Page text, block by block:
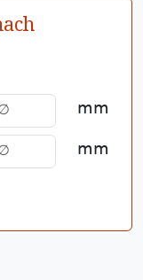
mm
mm